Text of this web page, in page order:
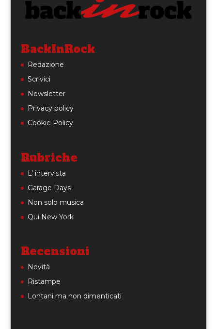
BackInRock
Redazione
Scrivici
Newsletter
Privacy policy
Cookie Policy
Rubriche
L’ intervista
Garage Days
Non solo musica
Qui New York
Recensioni
Novità
Ristampe
Lontani ma non dimenticati